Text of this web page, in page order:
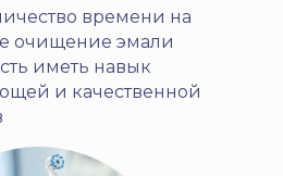
времени на
очищение эмали
иметь навык
и качественной